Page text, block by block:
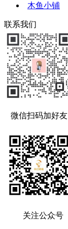
木鱼小铺
联系我们
微信扫码加好友
关注公众号